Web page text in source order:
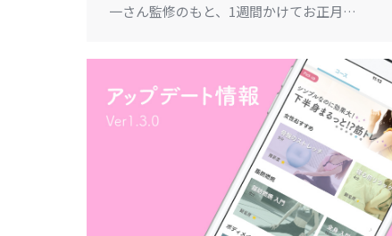
一さん監修のもと、1週間かけてお正月…